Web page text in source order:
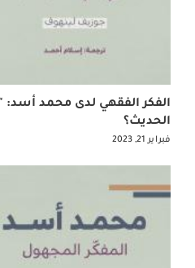
الفكر الفقهي لدى محمد
الحديث؟
فبراير 21, 2023